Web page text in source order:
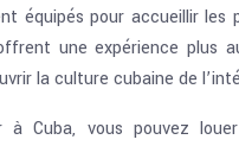
équipés pour accueillir les
une expérience plus
la culture cubaine de
à Cuba, vous pouvez